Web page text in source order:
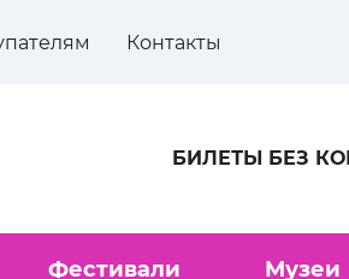
Контакты
БИЛЕТЫ БЕЗ
Фестивали Музеи